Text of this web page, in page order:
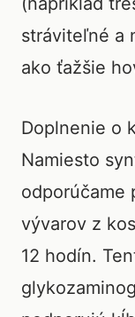
stráviteľné a
ako ťažšie
Doplnenie o
Namiesto
odporúčame
vývarov z
12 hodín.